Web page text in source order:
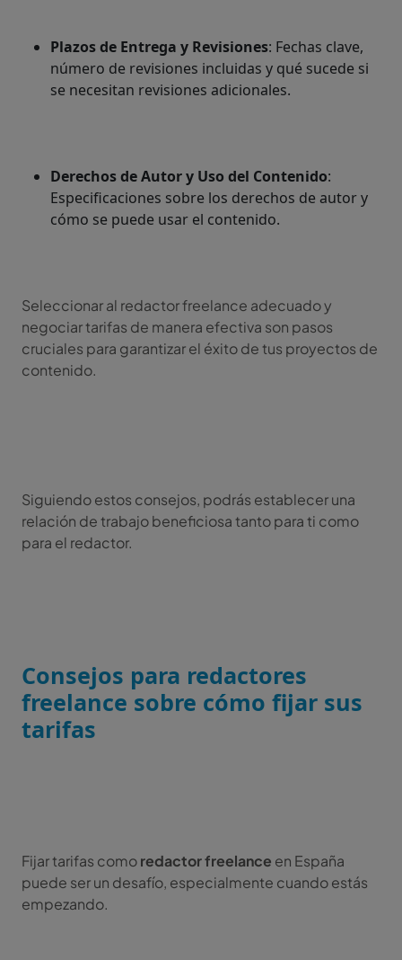
Plazos de Entrega y Revisiones: Fechas clave,
número de revisiones incluidas y qué sucede si
se necesitan revisiones adicionales.
Derechos de Autor y Uso del Contenido:
Especificaciones sobre los derechos de autor y
cómo se puede usar el contenido.
Seleccionar al redactor freelance adecuado y
negociar tarifas de manera efectiva son pasos
cruciales para garantizar el éxito de tus proyectos de
contenido.
Siguiendo estos consejos, podrás establecer una
relación de trabajo beneficiosa tanto para ti como
para el redactor.
Consejos para redactores
freelance sobre cómo fijar sus
tarifas
Fijar tarifas comoredactor freelance en España
puede ser un desafío, especialmente cuando estás
empezando.